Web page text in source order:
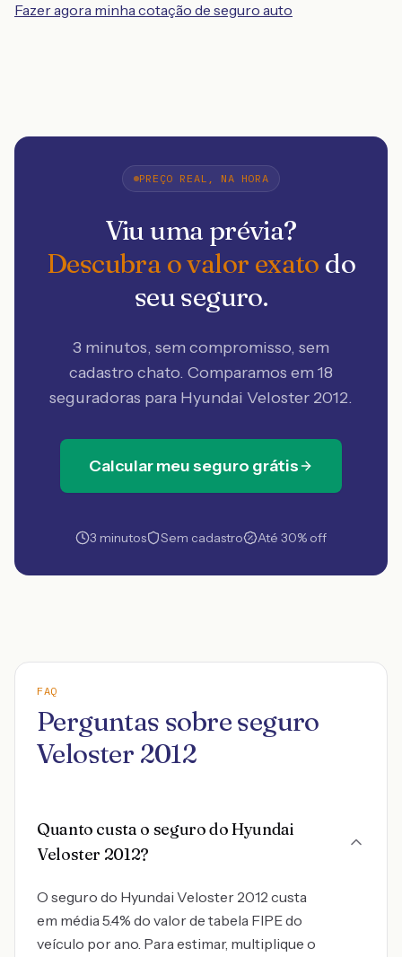
Fazer agora minha cotação de seguro auto
PREÇO REAL, NA HORA
Viu uma prévia?
Descubra o valor exato do
seu seguro.
3 minutos, sem compromisso, sem
cadastro chato. Comparamos em 18
seguradoras para Hyundai Veloster 2012.
Calcular meu seguro grátis
3 minutos Sem cadastro Até 30% off
FAQ
Perguntas sobre seguro
Veloster 2012
Quanto custa o seguro do Hyundai
Veloster 2012?
O seguro do Hyundai Veloster 2012 custa
em média 5.4% do valor de tabela FIPE do
veículo por ano. Para estimar, multiplique o